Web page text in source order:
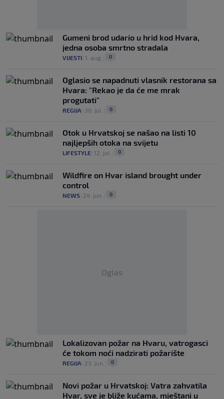
Gumeni brod udario u hrid kod Hvara,
jedna osoba smrtno stradala
VIJESTI 1. aug. 0
Oglasio se napadnuti vlasnik restorana sa
Hvara: "Rekao je da će me mrak
progutati"
REGIJA 30. jul. 0
Otok u Hrvatskoj se našao na listi 10
najljepših otoka na svijetu
LIFESTYLE 12. jul. 0
Wildfire on Hvar island brought under
control
NEWS 24. jun. 0
Oglas
Lokalizovan požar na Hvaru, vatrogasci
će tokom noći nadzirati požarište
REGIJA 23. jun. 0
Novi požar u Hrvatskoj: Vatra zahvatila
Hvar, sve je bliže kućama, mještani u